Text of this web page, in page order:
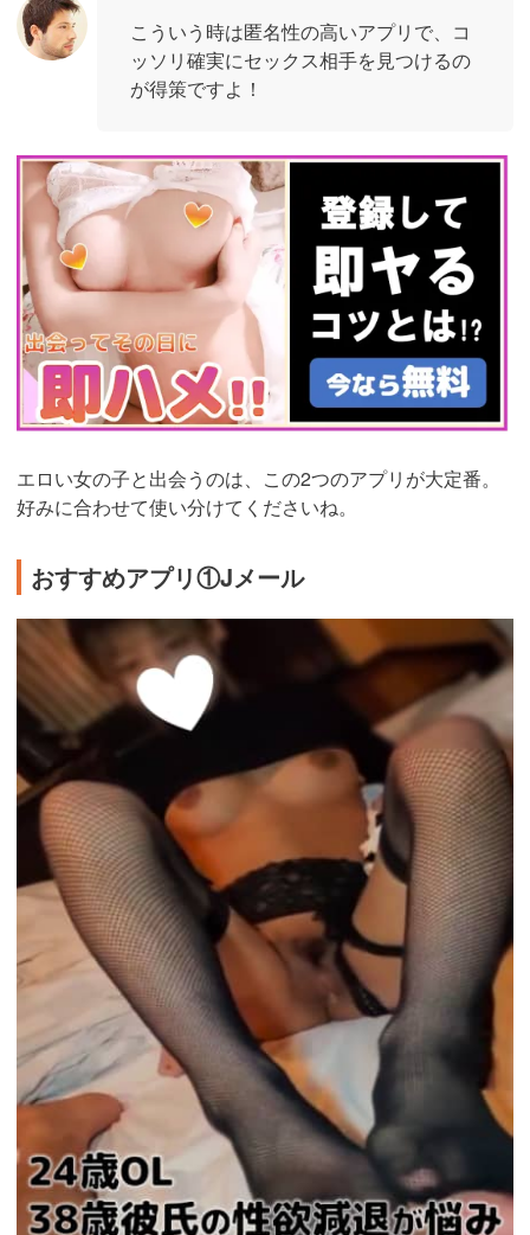
こういう時は匿名性の高いアプリで、コ
ッソリ確実にセックス相手を見つけるの
が得策ですよ！
https://pcmax.jp/lp/?
ad_id=rm327007
エロい女の子と出会うのは、この2つのアプリが大定番。
好みに合わせて使い分けてくださいね。
おすすめアプリ①Jメール
https://ac.m-
ads.jp/t6d63J515a0bact6/cl/?
bId=48d54Uc6&msid=2999